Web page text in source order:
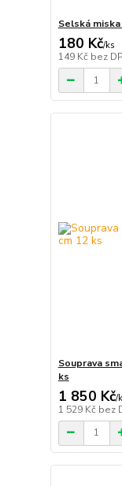
Selská
180 Kč/ks
149 Kč bez
Souprava
ks
1 850 Kč/
1 529 Kč bez